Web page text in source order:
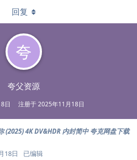
夸
夸父资源
日 注册于2025年11月18日
回复
(2025) 4K DV&HDR 内封简中 夸克网盘下载
18日 已编辑